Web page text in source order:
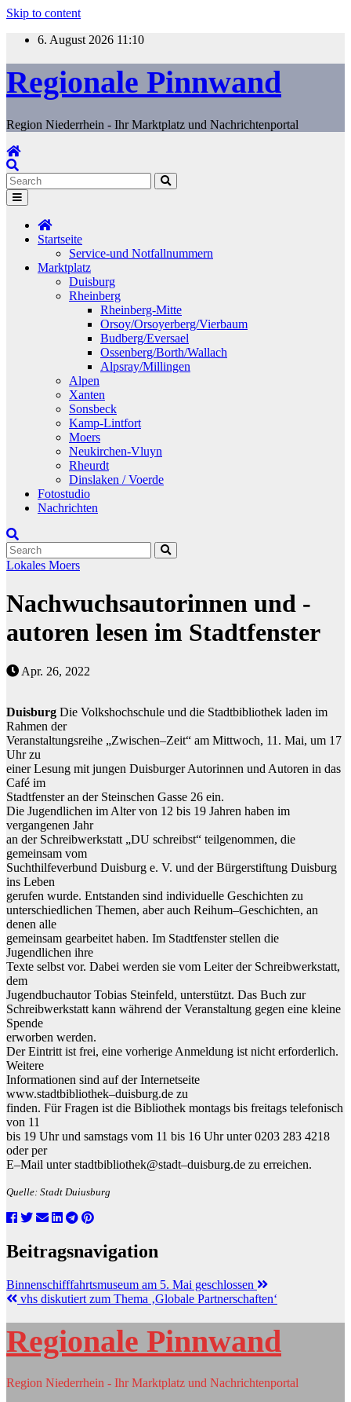
Skip to content
6. August 2026 11:10
Regionale Pinnwand
Region Niederrhein - Ihr Marktplatz und Nachrichtenportal
Startseite
Service-und Notfallnummern
Marktplatz
Duisburg
Rheinberg
Rheinberg-Mitte
Orsoy/Orsoyerberg/Vierbaum
Budberg/Eversael
Ossenberg/Borth/Wallach
Alpsray/Millingen
Alpen
Xanten
Sonsbeck
Kamp-Lintfort
Moers
Neukirchen-Vluyn
Rheurdt
Dinslaken / Voerde
Fotostudio
Nachrichten
Lokales Moers
Nachwuchsautorinnen und -
autoren lesen im Stadtfenster
Apr. 26, 2022
Duisburg Die Volkshochschule und die Stadtbibliothek laden im
Rahmen der
Veranstaltungsreihe „Zwischen–Zeit“ am Mittwoch, 11. Mai, um 17
Uhr zu
einer Lesung mit jungen Duisburger Autorinnen und Autoren in das
Café im
Stadtfenster an der Steinschen Gasse 26 ein.
Die Jugendlichen im Alter von 12 bis 19 Jahren haben im
vergangenen Jahr
an der Schreibwerkstatt „DU schreibst“ teilgenommen, die
gemeinsam vom
Suchthilfeverbund Duisburg e. V. und der Bürgerstiftung Duisburg
ins Leben
gerufen wurde. Entstanden sind individuelle Geschichten zu
unterschiedlichen Themen, aber auch Reihum–Geschichten, an
denen alle
gemeinsam gearbeitet haben. Im Stadtfenster stellen die
Jugendlichen ihre
Texte selbst vor. Dabei werden sie vom Leiter der Schreibwerkstatt,
dem
Jugendbuchautor Tobias Steinfeld, unterstützt. Das Buch zur
Schreibwerkstatt kann während der Veranstaltung gegen eine kleine
Spende
erworben werden.
Der Eintritt ist frei, eine vorherige Anmeldung ist nicht erforderlich.
Weitere
Informationen sind auf der Internetseite
www.stadtbibliothek–duisburg.de zu
finden. Für Fragen ist die Bibliothek montags bis freitags telefonisch
von 11
bis 19 Uhr und samstags vom 11 bis 16 Uhr unter 0203 283 4218
oder per
E–Mail unter stadtbibliothek@stadt–duisburg.de zu erreichen.
Quelle: Stadt Duiusburg
Beitragsnavigation
Binnenschifffahrtsmuseum am 5. Mai geschlossen
vhs diskutiert zum Thema ‚Globale Partnerschaften‘
Regionale Pinnwand
Region Niederrhein - Ihr Marktplatz und Nachrichtenportal